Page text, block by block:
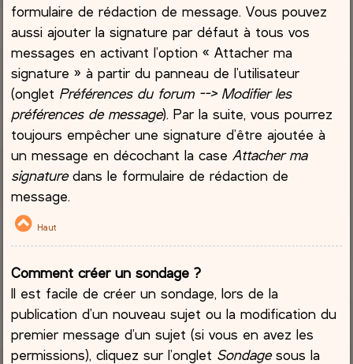
formulaire de rédaction de message. Vous pouvez
aussi ajouter la signature par défaut à tous vos
messages en activant l’option « Attacher ma
signature » à partir du panneau de l’utilisateur
(onglet Préférences du forum --> Modifier les
préférences de message). Par la suite, vous pourrez
toujours empêcher une signature d’être ajoutée à
un message en décochant la caseAttacher ma
signaturedans le formulaire de rédaction de
message.
Haut
Comment créer un sondage ?
Il est facile de créer un sondage, lors de la
publication d’un nouveau sujet ou la modification du
premier message d’un sujet (si vous en avez les
permissions), cliquez sur l’onglet Sondagesous la